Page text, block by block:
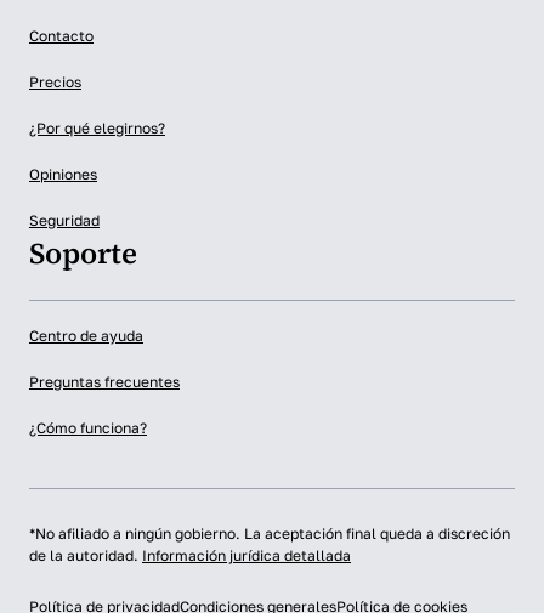
Contacto
Precios
¿Por qué elegirnos?
Opiniones
Seguridad
Soporte
Centro de ayuda
Preguntas frecuentes
¿Cómo funciona?
*No afiliado a ningún gobierno. La aceptación final queda a discreción
de la autoridad. Información jurídica detallada
Política de privacidadCondiciones generalesPolítica de cookies